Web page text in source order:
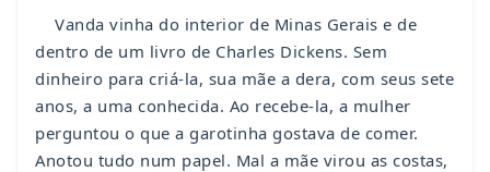
Vanda vinha do interior de Minas Gerais e de
dentro de um livro de Charles Dickens. Sem
dinheiro para criá-la, sua mãe a dera, com seus sete
anos, a uma conhecida. Ao recebe-la, a mulher
perguntou o que a garotinha gostava de comer.
Anotou tudo num papel. Mal a mãe virou as costas,